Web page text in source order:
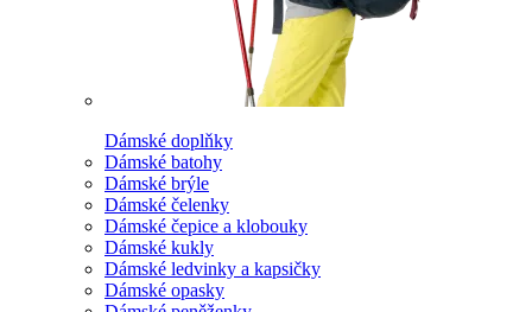
Dámské doplňky
Dámské batohy
Dámské brýle
Dámské čelenky
Dámské čepice a klobouky
Dámské kukly
Dámské ledvinky a kapsičky
Dámské opasky